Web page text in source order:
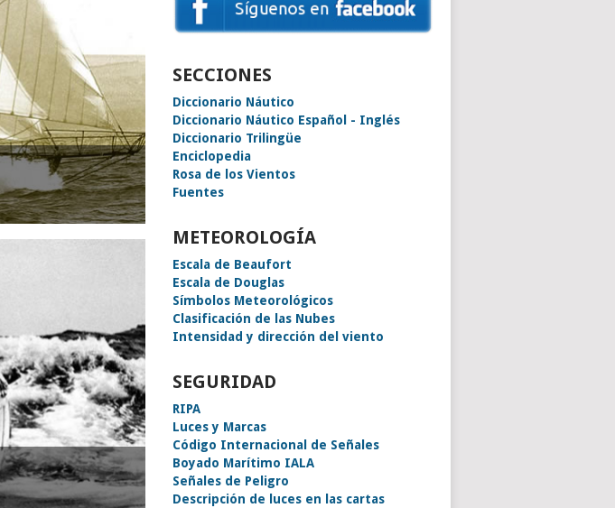
SECCIONES
Diccionario Náutico
Diccionario Náutico Español - Inglés
Diccionario Trilingüe
Enciclopedia
Rosa de los Vientos
Fuentes
METEOROLOGÍA
Escala de Beaufort
Escala de Douglas
Símbolos Meteorológicos
Clasificación de las Nubes
Intensidad y dirección del viento
SEGURIDAD
RIPA
Luces y Marcas
Código Internacional de Señales
Boyado Marítimo IALA
Señales de Peligro
Descripción de luces en las cartas